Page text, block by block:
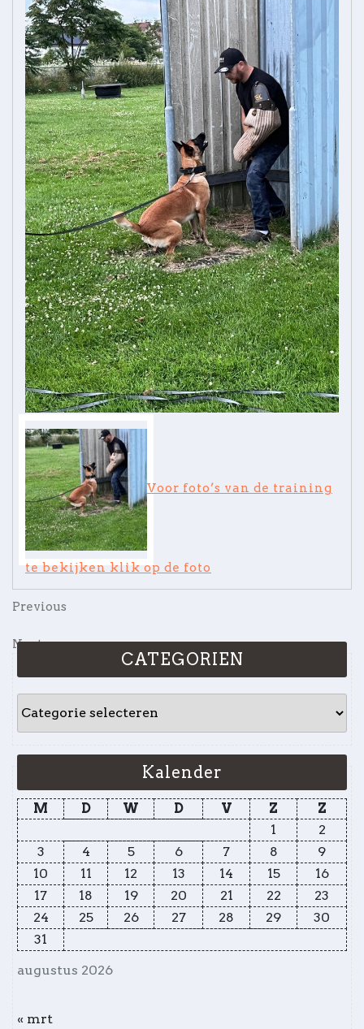
Voor foto’s van de training
te bekijken klik op de foto
Bericht
navigatie
Previous
Previous
Next
Next
CATEGORIEN
CATEGORIEN
Kalender
augustus 2026
M D W D V Z
Z
1
2
3
4 5 6 7 8
9
10
11 12 13 14 15
16
17
18 19 20 21 22
23
24
25 26 27 28 29
30
31
« mrt